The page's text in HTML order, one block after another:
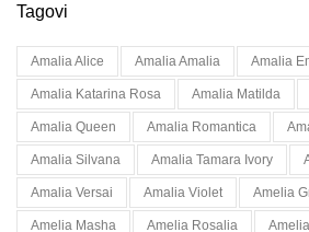
Tagovi
Amalia Alice Amalia Amalia Amalia
Amalia Katarina Rosa Amalia Matilda
Amalia Queen Amalia Romantica
Amalia Silvana Amalia Tamara Ivory
Amalia Versai Amalia Violet Amelia
Amelia Masha Amelia Rosalia